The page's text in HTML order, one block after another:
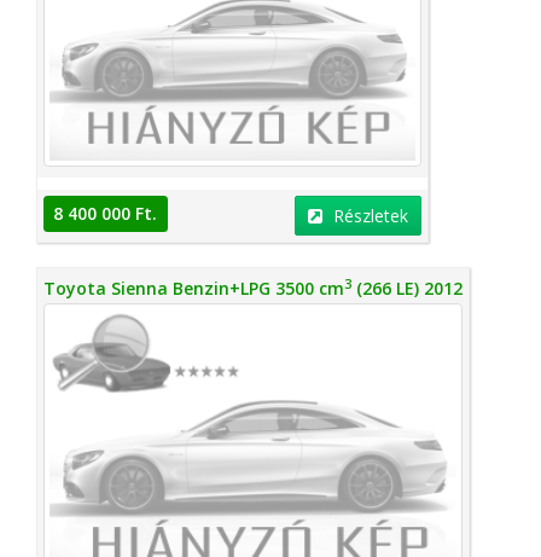
8 400 000 Ft. Részletek
Toyota Sienna Benzin+LPG 3500 cm3 (266 LE) 2012